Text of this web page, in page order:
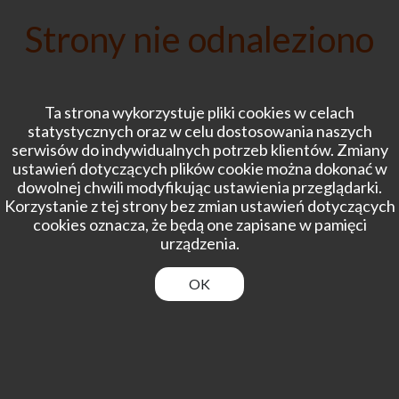
Strony nie odnaleziono
Ta strona wykorzystuje pliki cookies w celach
statystycznych oraz w celu dostosowania naszych
serwisów do indywidualnych potrzeb klientów. Zmiany
ustawień dotyczących plików cookie można dokonać w
dowolnej chwili modyfikując ustawienia przeglądarki.
Korzystanie z tej strony bez zmian ustawień dotyczących
cookies oznacza, że będą one zapisane w pamięci
urządzenia.
OK